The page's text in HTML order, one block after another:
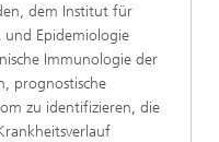
dem Institut für
und Epidemiologie
Immunologie der
prognostische
zu identifizieren, die